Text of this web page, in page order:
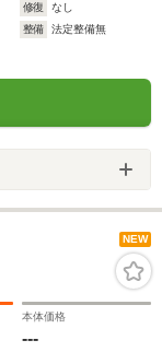
修復
なし
整備
法定整備無
NEW
本体価格
---